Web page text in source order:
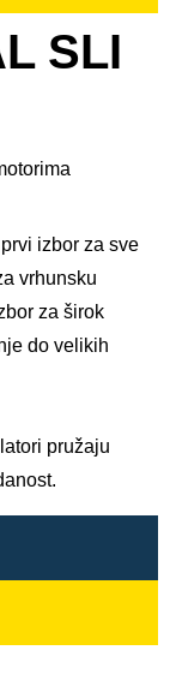
SLI
izbor za sve
vrhunsku
za širok
do velikih
pružaju